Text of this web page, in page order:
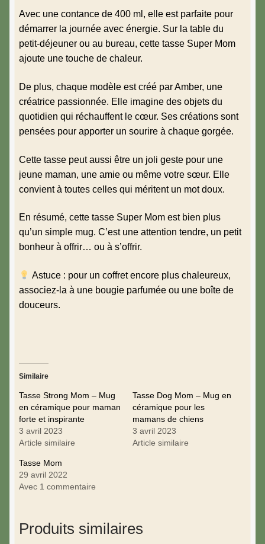
Avec une contance de 400 ml, elle est parfaite pour
démarrer la journée avec énergie. Sur la table du
petit-déjeuner ou au bureau, cette tasse Super Mom
ajoute une touche de chaleur.
De plus, chaque modèle est créé par Amber, une
créatrice passionnée. Elle imagine des objets du
quotidien qui réchauffent le cœur. Ses créations sont
pensées pour apporter un sourire à chaque gorgée.
Cette tasse peut aussi être un joli geste pour une
jeune maman, une amie ou même votre sœur. Elle
convient à toutes celles qui méritent un mot doux.
En résumé, cette tasse Super Mom est bien plus
qu’un simple mug. C’est une attention tendre, un petit
bonheur à offrir… ou à s’offrir.
Astuce : pour un coffret encore plus chaleureux,
associez-la à une bougie parfumée ou une boîte de
douceurs.
Similaire
Tasse Strong Mom – Mug
en céramique pour maman
forte et inspirante
3 avril 2023
Article similaire
Tasse Dog Mom – Mug en
céramique pour les
mamans de chiens
3 avril 2023
Article similaire
Tasse Mom
29 avril 2022
Avec 1 commentaire
Produits similaires